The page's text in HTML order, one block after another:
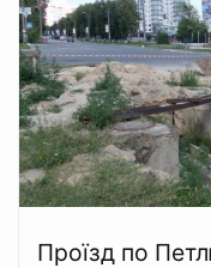
Проїзд по